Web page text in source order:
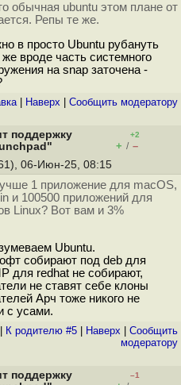
обычная ubuntu этом плане от
Репы те же.
в просто Ubuntu рубануть
вроде часть системного
на snap заточена -
| Наверх Cообщить модератору
поддержку
+2
+ / –
06-Июн-25, 08:15
1 приложение для macOS,
и 100500 приложений для
Linux? Вот вам и 3%
Ubuntu.
собирают под deb для
для redhat не собирают,
не ставят себе клоны
Арч тоже никого не
с усами.
К родителю #5 Наверх
Cообщить
модератору
поддержку
–1